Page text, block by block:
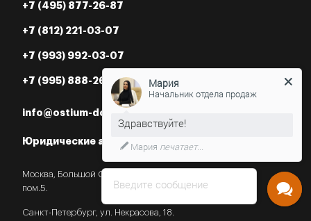
+7 (495) 877-26-87
+7 (812) 221-03-07
+7 (993) 992-03-07
+7 (995) 888-26-87
info@ostium-doors.ru
Юридические адреса в РФ
Москва, Большой Староданиловский пер., 2с7,
пом.5.
Санкт-Петербург, ул. Некрасова, 18.
Введите сообщение
Мария
Начальник отдела продаж
Мария печатает...